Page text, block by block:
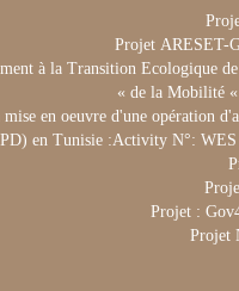
Projet
à la Transition Ecologique
de la Mobilité «
en oeuvre d'une opération
en Tunisie :Activity N°:
Projet :
Projet